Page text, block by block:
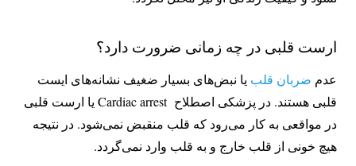
ارست قلبی در چه زمانی ضرورت دارد؟
عدم ضربان قلب یا نبض‌های بسیار ضغیف نشانه‌های ایست
قلبی هستند. در پزشکی اصطلاح Cardiac arrest یا ارست قلبی
در مواقعی به کار می‌رود که قلب منقبض نمی‌شود. در نتیجه
هیچ خونی از قلب خارج و به قلب وارد نمی‌گردد.